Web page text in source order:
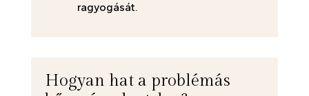
ragyogását.
Hogyan hat a problémás